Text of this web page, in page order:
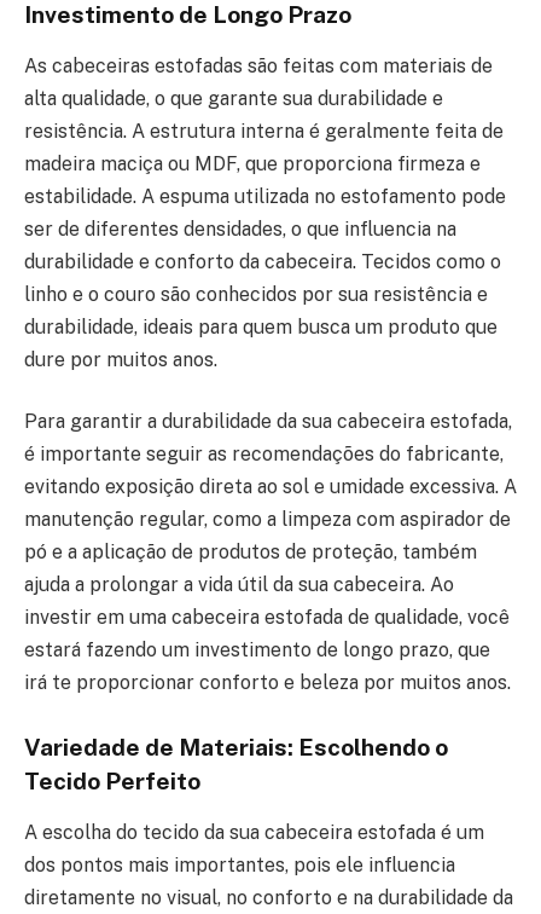
Investimento de Longo Prazo
As cabeceiras estofadas são feitas com materiais de
alta qualidade, o que garante sua durabilidade e
resistência. A estrutura interna é geralmente feita de
madeira maciça ou MDF, que proporciona firmeza e
estabilidade. A espuma utilizada no estofamento pode
ser de diferentes densidades, o que influencia na
durabilidade e conforto da cabeceira. Tecidos como o
linho e o couro são conhecidos por sua resistência e
durabilidade, ideais para quem busca um produto que
dure por muitos anos.
Para garantir a durabilidade da sua cabeceira estofada,
é importante seguir as recomendações do fabricante,
evitando exposição direta ao sol e umidade excessiva. A
manutenção regular, como a limpeza com aspirador de
pó e a aplicação de produtos de proteção, também
ajuda a prolongar a vida útil da sua cabeceira. Ao
investir em uma cabeceira estofada de qualidade, você
estará fazendo um investimento de longo prazo, que
irá te proporcionar conforto e beleza por muitos anos.
Variedade de Materiais: Escolhendo o
Tecido Perfeito
A escolha do tecido da sua cabeceira estofada é um
dos pontos mais importantes, pois ele influencia
diretamente no visual, no conforto e na durabilidade da